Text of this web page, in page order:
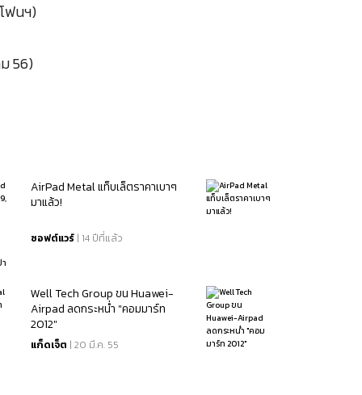
ฟนฯ)
56)
AirPad Metal แท็บเล็ตราคาเบาๆ
มาแล้ว!
ซอฟต์แวร์ | 14 ปีที่แล้ว
Well Tech Group ขน Huawei-
Airpad ลดกระหน่ำ "คอมมาร์ท
2012"
แก็ดเจ็ต | 20 มี.ค. 55